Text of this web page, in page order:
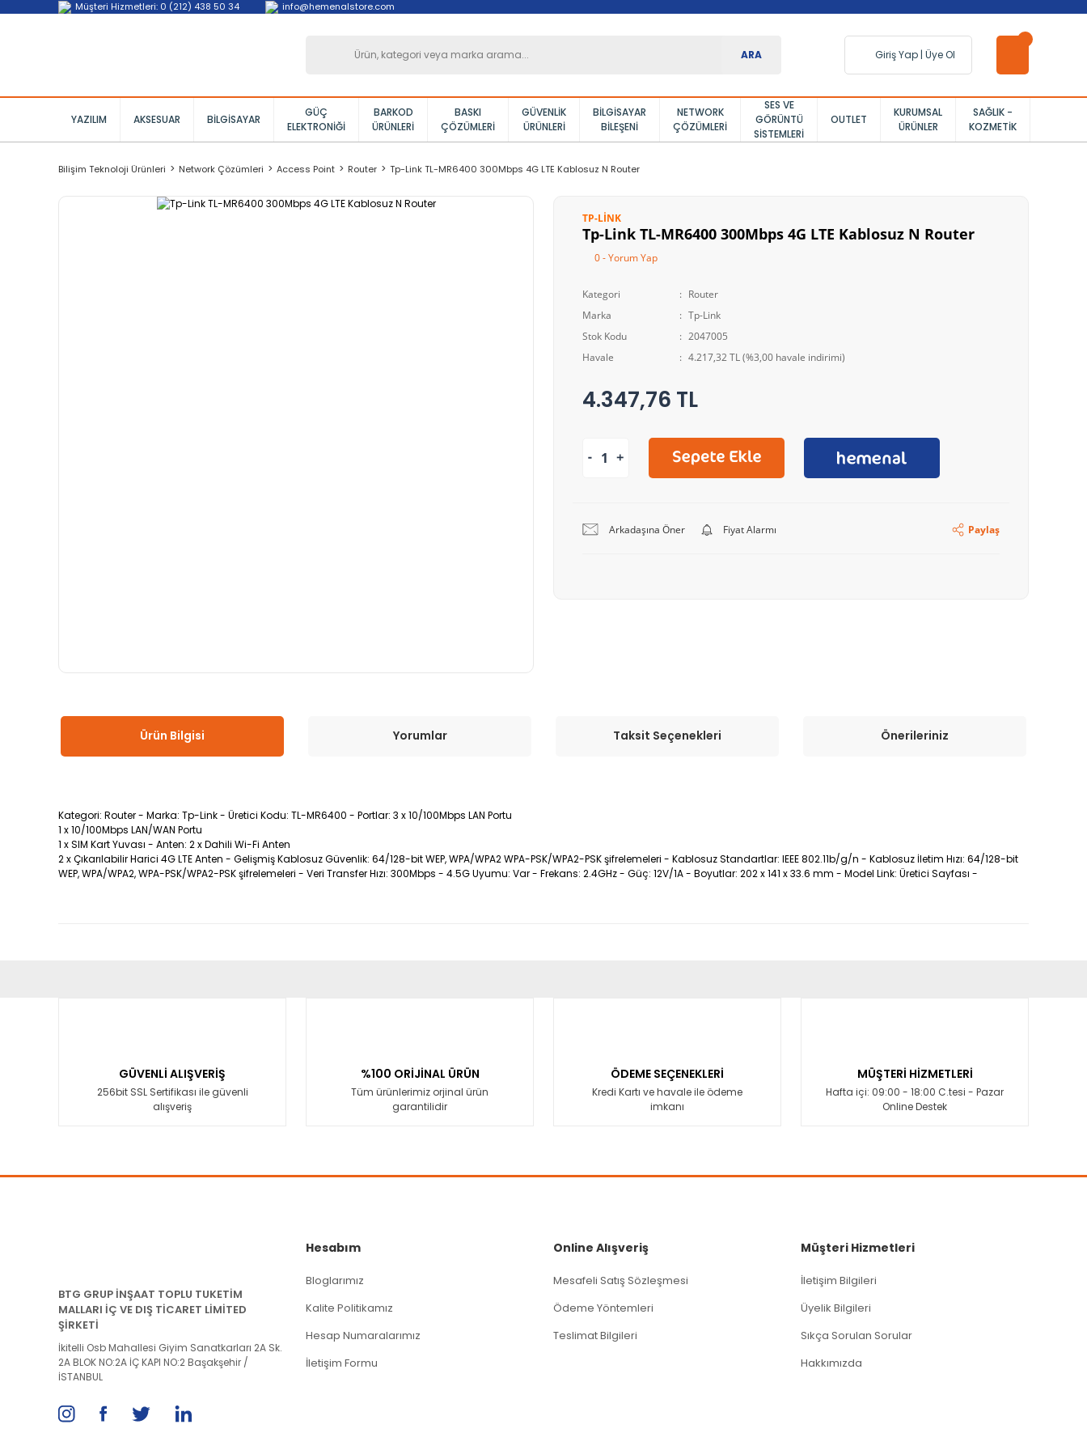
Müşteri Hizmetleri: 0 (212) 438 50 34 info@hemenalstore.com
ARA Giriş Yap | Üye Ol
YAZILIM AKSESUAR BILGISAYAR
GÜÇ
ELEKTRONIĞI
BARKOD
ÜRÜNLERI
BASKI
ÇÖZÜMLERI
GÜVENLIK
ÜRÜNLERI
BILGISAYAR
BILEŞENI
NETWORK
ÇÖZÜMLERI
SES VE
GÖRÜNTÜ
SISTEMLERI
OUTLET
KURUMSAL
ÜRÜNLER
SAĞLIK -
KOZMETIK
Bilişim Teknoloji Ürünleri Network Çözümleri Access Point Router Tp-Link TL-MR6400 300Mbps 4G LTE Kablosuz N Router
TP-LINK
Tp-Link TL-MR6400 300Mbps 4G LTE Kablosuz N Router
0 - Yorum Yap
Kategori
Router
Marka
Tp-Link
Stok Kodu
2047005
Havale
4.217,32 TL (%3,00 havale indirimi)
4.347,76 TL
Arkadaşına Öner Fiyat Alarmı Paylaş
Ürün Bilgisi Yorumlar Taksit Seçenekleri Önerileriniz
Kategori: Router - Marka: Tp-Link - Üretici Kodu: TL-MR6400 - Portlar: 3 x 10/100Mbps LAN Portu
1 x 10/100Mbps LAN/WAN Portu
1 x SIM Kart Yuvası - Anten: 2 x Dahili Wi-Fi Anten
2 x Çıkarılabilir Harici 4G LTE Anten - Gelişmiş Kablosuz Güvenlik: 64/128-bit WEP, WPA/WPA2 WPA-PSK/WPA2-PSK şifrelemeleri - Kablosuz Standartlar: IEEE 802.11b/g/n - Kablosuz İletim Hızı: 64/128-bit
WEP, WPA/WPA2, WPA-PSK/WPA2-PSK şifrelemeleri - Veri Transfer Hızı: 300Mbps - 4.5G Uyumu: Var - Frekans: 2.4GHz - Güç: 12V/1A - Boyutlar: 202 x 141 x 33.6 mm - Model Link: Üretici Sayfası -
Ürün bilgilerinde hatalar bulunuyor.
Ürün fiyatı diğer sitelerden daha pahalı.
GÜVENLİ ALIŞVERİŞ
256bit SSL Sertifikası ile güvenli
alışveriş
%100 ORİJİNAL ÜRÜN
Tüm ürünlerimiz orjinal ürün
garantilidir
ÖDEME SEÇENEKLERİ
Kredi Kartı ve havale ile ödeme
imkanı
MÜŞTERİ HİZMETLERİ
Hafta içi: 09:00 - 18:00 C.tesi - Pazar
Online Destek
BTG GRUP İNŞAAT TOPLU TUKETİM
MALLARI İÇ VE DIŞ TİCARET LİMİTED
ŞİRKETİ
İkitelli Osb Mahallesi Giyim Sanatkarları 2A Sk.
2A BLOK NO:2A İÇ KAPI NO:2 Başakşehir /
İSTANBUL
Hesabım
Bloglarımız
Kalite Politikamız
Hesap Numaralarımız
İletişim Formu
Online Alışveriş
Mesafeli Satış Sözleşmesi
Ödeme Yöntemleri
Teslimat Bilgileri
Müşteri Hizmetleri
İletişim Bilgileri
Üyelik Bilgileri
Sıkça Sorulan Sorular
Hakkımızda